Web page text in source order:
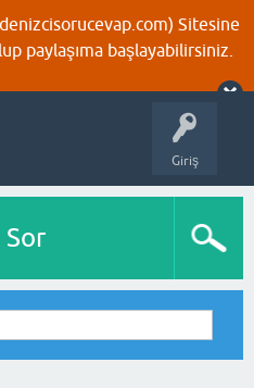
Sitesine
paylaşıma başlayabilirsiniz.
Giriş
Sor